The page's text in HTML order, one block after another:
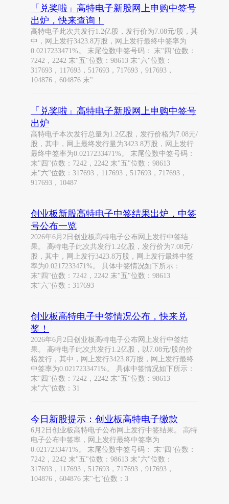
「兑奖啦」高特电子新股网上申购中签号
出炉，快来查询！
高特电子此次共发行1.2亿股，发行价为7.08元/股，其
中，网上发行3423.8万股，网上发行最终中签率为
0.0217233471%。 末尾位数中签号码： 末"四"位数：
7242，2242 末"五"位数：98613 末"六"位数：
317693，117693，517693，717693，917693，
104876，604876 末"
「兑奖啦」高特电子新股网上申购中签号
出炉
高特电子本次发行总量为1.2亿股，发行价格为7.08元/
股，其中，网上最终发行量为3423.8万股，网上发行
最终中签率为0.0217233471%。 末尾位数中签号码：
末"四"位数：7242，2242 末"五"位数：98613
末"六"位数：317693，117693，517693，717693，
917693，10487
创业板新股高特电子中签结果出炉，中签
号公布一览
2026年6月2日创业板高特电子公布网上发行中签结
果。 高特电子此次共发行1.2亿股，发行价为7.08元/
股，其中，网上发行3423.8万股，网上发行最终中签
率为0.0217233471%。 具体中签情况如下所示：
末"四"位数：7242，2242 末"五"位数：98613
末"六"位数：317693
创业板高特电子中签情况公布，快来兑
奖！
2026年6月2日创业板高特电子公布网上发行中签结
果。 高特电子此次共发行1.2亿股，以7.08元/股的价
格发行，其中，网上发行3423.8万股，网上发行最终
中签率为0.0217233471%。 具体中签情况如下所示：
末"四"位数：7242，2242 末"五"位数：98613
末"六"位数：31
今日新股提示：创业板高特电子缴款
6月2日创业板高特电子公布网上发行中签结果。 高特
电子公布中签率，网上发行最终中签率为
0.0217233471%。 末尾位数中签号码： 末"四"位数：
7242，2242 末"五"位数：98613 末"六"位数：
317693，117693，517693，717693，917693，
104876，604876 末"七"位数：3